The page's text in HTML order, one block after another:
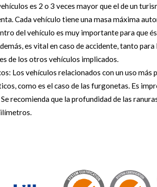
es 2 o 3 veces mayor que el de un
Cada vehículo tiene una masa máxima
del vehículo es muy importante para que
es vital en caso de accidente, tanto
de los otros vehículos implicados.
Los vehículos relacionados con un uso
como es el caso de las furgonetas. Es
recomienda que la profundidad de las